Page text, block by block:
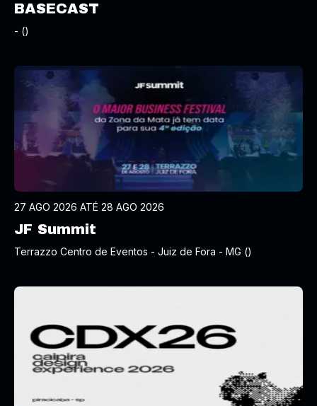
BASECAST
- ()
27 AGO 2026 ATÉ 28 AGO 2026
JF Summit
Terrazzo Centro de Eventos - Juiz de Fora - MG ()